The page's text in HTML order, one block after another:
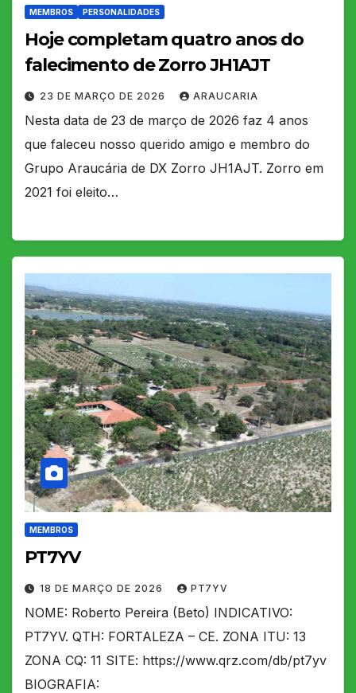
MEMBROS PERSONALIDADES
Hoje completam quatro anos do
falecimento de Zorro JH1AJT
23 DE MARÇO DE 2026 ARAUCARIA
Nesta data de 23 de março de 2026 faz 4 anos
que faleceu nosso querido amigo e membro do
Grupo Araucária de DX Zorro JH1AJT. Zorro em
2021 foi eleito…
MEMBROS
PT7YV
18 DE MARÇO DE 2026 PT7YV
NOME: Roberto Pereira (Beto) INDICATIVO:
PT7YV. QTH: FORTALEZA – CE. ZONA ITU: 13
ZONA CQ: 11 SITE: https://www.qrz.com/db/pt7yv
BIOGRAFIA: